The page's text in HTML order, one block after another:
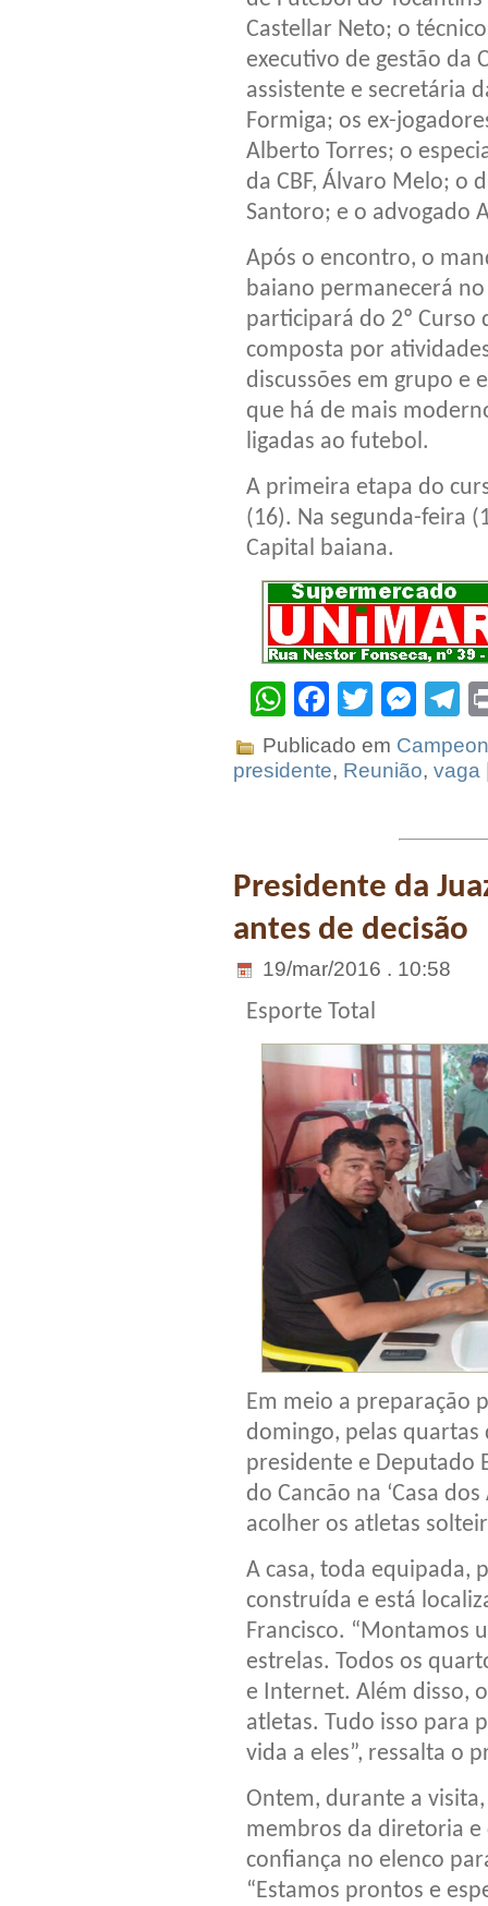
Castellar Neto; o
executivo de gestão da
assistente e secretária
Formiga; os ex-
Alberto Torres; o
da CBF, Álvaro Melo; o
Santoro; e o advogado
Após o encontro, o
baiano permanecerá no
participará do 2º Curso
composta por
discussões em grupo e
que há de mais
ligadas ao futebol.
A primeira etapa do
(16). Na segunda-feira
Capital baiana.
WhatsApp
Facebook
Twitter
Publicado em
presidente, Reunião, vaga
Presidente da
antes de decisão
19/mar/2016 . 10:58
Esporte Total
Em meio a preparação
domingo, pelas
presidente e Deputado
do Cancão na ‘Casa
acolher os atletas
A casa, toda equipada,
construída e está
Francisco. “Montamos
estrelas. Todos os
e Internet. Além disso,
atletas. Tudo isso para
vida a eles”, ressalta o
Ontem, durante a
membros da diretoria e
confiança no elenco
“Estamos prontos e